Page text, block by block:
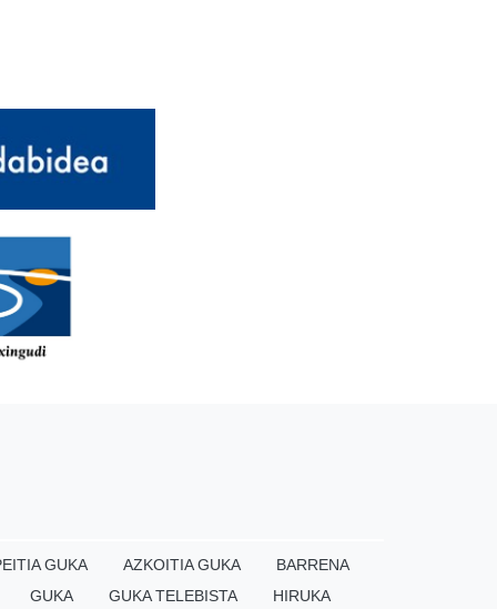
GUKA AZKOITIA GUKA
BARRENA
GUKA
GUKA TELEBISTA HIRUKA